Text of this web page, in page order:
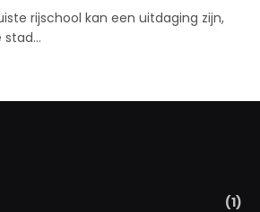
rijschool kan een uitdaging zijn,
stad…
(1)